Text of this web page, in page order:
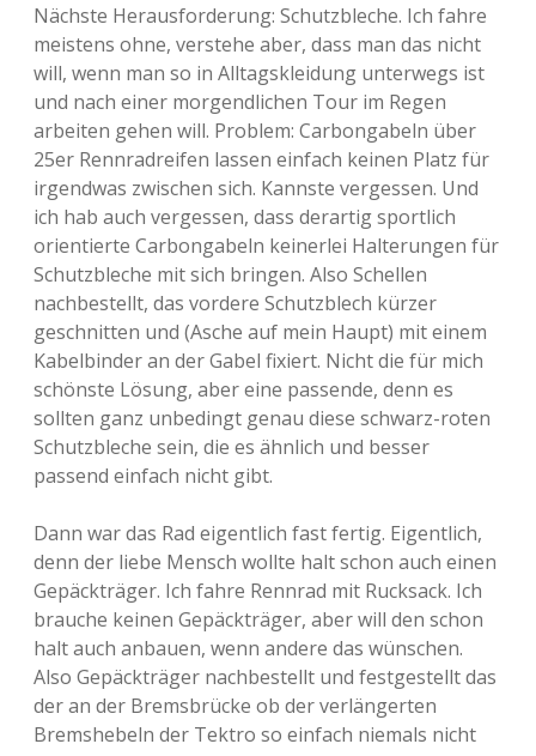
Nächste Herausforderung: Schutzbleche. Ich fahre
meistens ohne, verstehe aber, dass man das nicht
will, wenn man so in Alltagskleidung unterwegs ist
und nach einer morgendlichen Tour im Regen
arbeiten gehen will. Problem: Carbongabeln über
25er Rennradreifen lassen einfach keinen Platz für
irgendwas zwischen sich. Kannste vergessen. Und
ich hab auch vergessen, dass derartig sportlich
orientierte Carbongabeln keinerlei Halterungen für
Schutzbleche mit sich bringen. Also Schellen
nachbestellt, das vordere Schutzblech kürzer
geschnitten und (Asche auf mein Haupt) mit einem
Kabelbinder an der Gabel fixiert. Nicht die für mich
schönste Lösung, aber eine passende, denn es
sollten ganz unbedingt genau diese schwarz-roten
Schutzbleche sein, die es ähnlich und besser
passend einfach nicht gibt.
Dann war das Rad eigentlich fast fertig. Eigentlich,
denn der liebe Mensch wollte halt schon auch einen
Gepäckträger. Ich fahre Rennrad mit Rucksack. Ich
brauche keinen Gepäckträger, aber will den schon
halt auch anbauen, wenn andere das wünschen.
Also Gepäckträger nachbestellt und festgestellt das
der an der Bremsbrücke ob der verlängerten
Bremshebeln der Tektro so einfach niemals nicht